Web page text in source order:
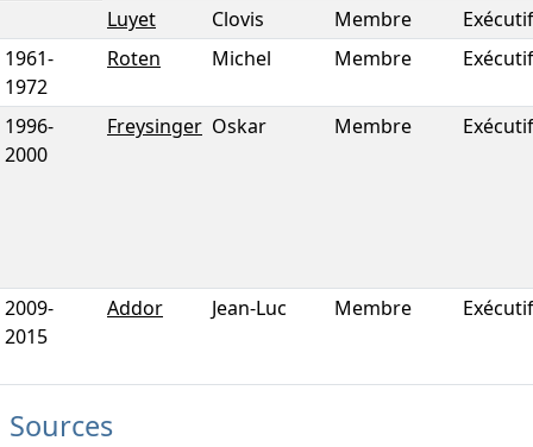
Luyet
Clovis Membre
Exécutif
1961-
1972
Roten Michel Membre Exécutif
1996-
2000
Freysinger Oskar Membre Exécutif
2009-
2015
Addor Jean-Luc Membre Exécutif
Sources